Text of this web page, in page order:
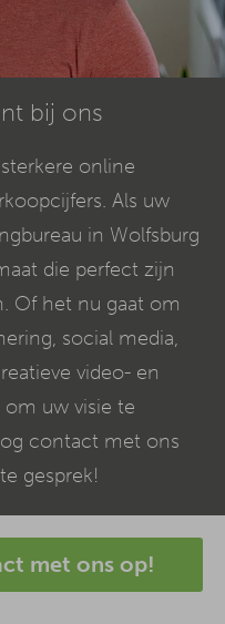
bij ons
online
Als uw
in Wolfsburg
die perfect zijn
Of het nu gaat om
social media,
video- en
om uw visie te
contact met ons
gesprek!
met ons op!